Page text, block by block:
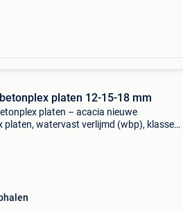
platen 12-15-18 mm
platen – acacia nieuwe
platen, watervast verlijmd (wbp), klasse